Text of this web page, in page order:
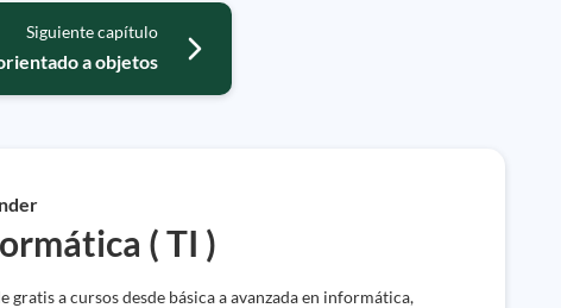
Siguiente capítulo
a objetos
( TI )
gratis a cursos desde básica a avanzada en informática,